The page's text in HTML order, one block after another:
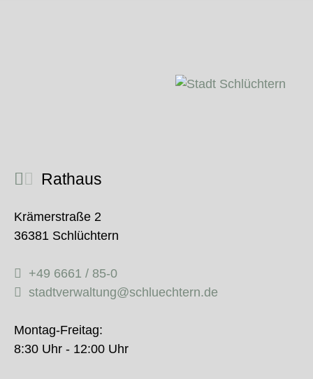
Rathaus
Krämerstraße 2
36381 Schlüchtern
+49 6661 / 85-0
stadtverwaltung@schluechtern.de
Montag-Freitag:
8:30 Uhr - 12:00 Uhr